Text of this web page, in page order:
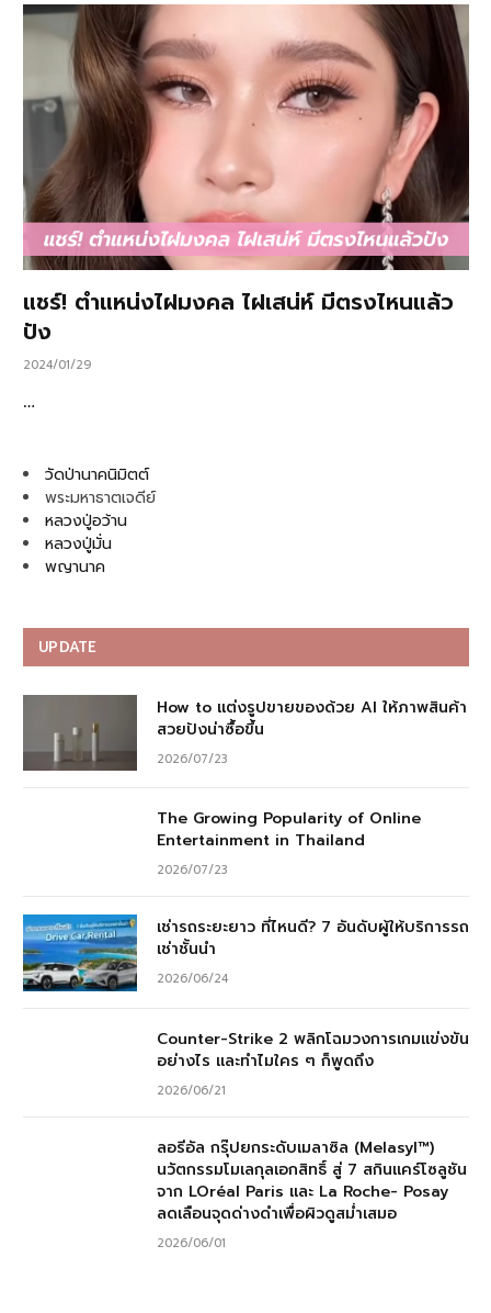
แชร์! ตำแหน่งไฝมงคล ไฝเสน่ห์ มีตรงไหนแล้ว
ปัง
2024/01/29
…
วัดป่านาคนิมิตต์
พระมหาธาตเจดีย์
หลวงปู่อว้าน
หลวงปู่มั่น
พญานาค
UPDATE
How to แต่งรูปขายของด้วย AI ให้ภาพสินค้า
สวยปังน่าซื้อขึ้น
2026/07/23
The Growing Popularity of Online
Entertainment in Thailand
2026/07/23
เช่ารถระยะยาว ที่ไหนดี? 7 อันดับผู้ให้บริการรถ
เช่าชั้นนำ
2026/06/24
Counter-Strike 2 พลิกโฉมวงการเกมแข่งขัน
อย่างไร และทำไมใคร ๆ ก็พูดถึง
2026/06/21
ลอรีอัล กรุ๊ปยกระดับเมลาซิล (Melasyl™)
นวัตกรรมโมเลกุลเอกสิทธิ์ สู่ 7 สกินแคร์โซลูชัน
จาก LOréal Paris และ La Roche- Posay
ลดเลือนจุดด่างดำเพื่อผิวดูสม่ำเสมอ
2026/06/01